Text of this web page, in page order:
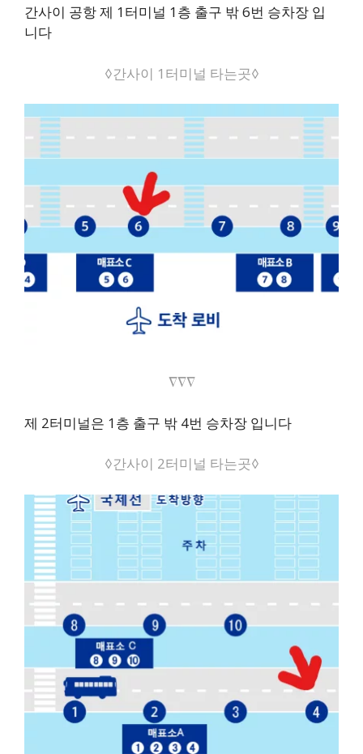
간사이 공항 제 1터미널 1층 출구 밖 6번 승차장 입
니다
◊간사이 1터미널 타는곳◊
∇∇∇
제 2터미널은 1층 출구 밖 4번 승차장 입니다
◊간사이 2터미널 타는곳◊